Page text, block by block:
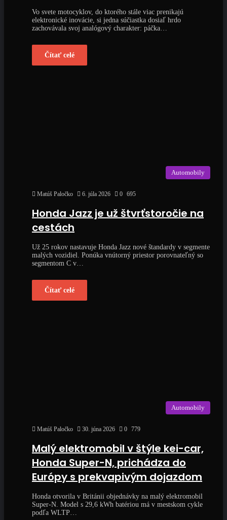
Vo svete motocyklov, do ktorého stále viac prenikajú
elektronické inovácie, si jedna súčiastka dosiaľ hrdo
zachovávala svoj analógový charakter: páčka…
Čítať celé
Automobily
Matúš Paločko 6. júla 2026 0 695
Honda Jazz je už štvrťstoročie na
cestách
Už 25 rokov nastavuje Honda Jazz nové štandardy v segmente
malých vozidiel. Ponúka vnútorný priestor porovnateľný so
segmentom C v…
Čítať celé
Automobily
Matúš Paločko 30. júna 2026 0 779
Malý elektromobil v štýle kei-car,
Honda Super-N, prichádza do
Európy s prekvapivým dojazdom
Honda otvorila v Británii objednávky na malý elektromobil
Super-N. Model s 29,6 kWh batériou má v mestskom cykle
podľa WLTP…